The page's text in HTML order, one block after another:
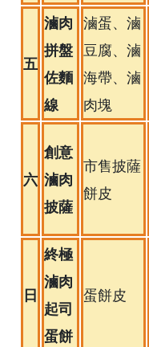
五
滷肉
拼盤
佐麵
線
滷蛋、滷
豆腐、滷
海帶、滷
肉塊
六
創意
滷肉
披薩
市售披薩
餅皮
日
終極
滷肉
起司
蛋餅
蛋餅皮